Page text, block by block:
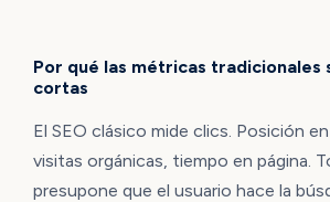
Por qué las métricas tradicionales
cortas
El SEO clásico mide clics. Posición en
visitas orgánicas, tiempo en página.
presupone que el usuario hace la